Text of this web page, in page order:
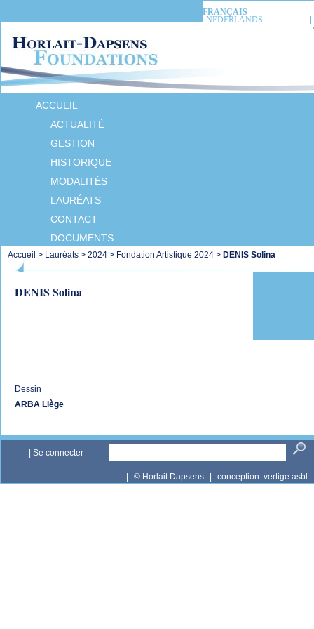
FRANÇAIS
NEDERLANDS
ACCUEIL
ACTUALITÉ
GESTION
HISTORIQUE
MODALITÉS
LAURÉATS
CONTACT
DOCUMENTS
Accueil > Lauréats > 2024 > Fondation Artistique 2024 > DENIS Solina
DENIS Solina
Dessin
ARBA Liège
Se connecter
© Horlait Dapsens conception: vertige asbl